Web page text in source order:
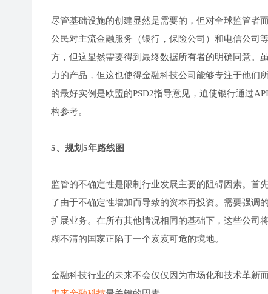
尽管基础设施的创建显然是需要的，但对全球监管者
公民对主流金融服务（银行，保险公司）和电信公司
方，但这显然需要得到最终数据所有者的明确同意。
力的产品，但这也使得金融科技公司能够专注于他们
的最好实例是欧盟的PSD2指导意见，迫使银行通过
构参考。
5、规划5年路线图
监管的不确定性是限制行业发展主要的阻碍因素。首
了由于不确定性增加而导致的资本再投资。需要强调
扩展业务。在所有其他情况相同的基础下，这些公司
糊不清的国家正陷于一个岌岌可危的境地。
金融科技行业的未来不会仅仅因为市场化和技术革新